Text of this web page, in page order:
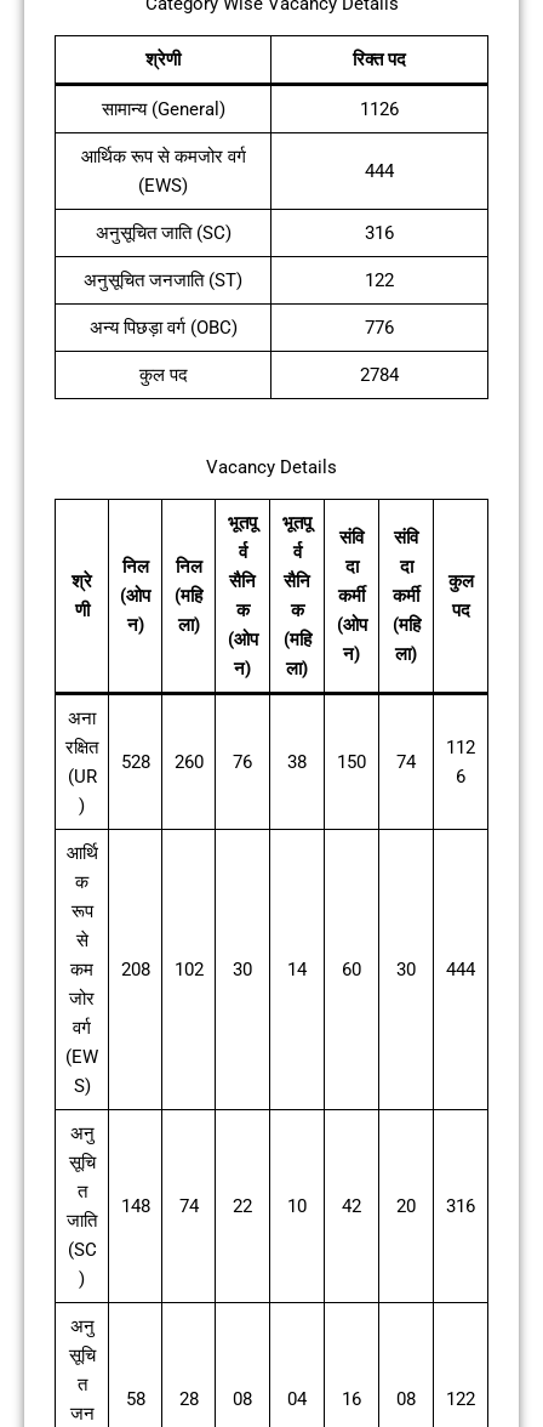
श्रेणी रिक्त पद
सामान्य (General) 1126
आर्थिक रूप से कमजोर वर्ग
(EWS)
444
अनुसूचित जाति (SC) 316
अनुसूचित जनजाति (ST) 122
अन्य पिछड़ा वर्ग (OBC) 776
कुल पद 2784
Vacancy Details
श्रे
णी
निल
(ओप
न)
निल
(महि
ला)
भूतपू
र्व
सैनि
क
(ओप
न)
भूतपू
र्व
सैनि
क
(महि
ला)
संवि
दा
कर्मी
(ओप
न)
संवि
दा
कर्मी
(महि
ला)
कुल
पद
अना
रक्षित
(UR
)
528 260 76 38 150 74
112
6
आर्थि
क
रूप
से
कम
जोर
वर्ग
(EW
S)
208 102 30 14 60 30 444
अनु
सूचि
त
जाति
(SC
)
148 74 22 10 42 20 316
अनु
सूचि
त
जन
58 28 08 04 16 08 122